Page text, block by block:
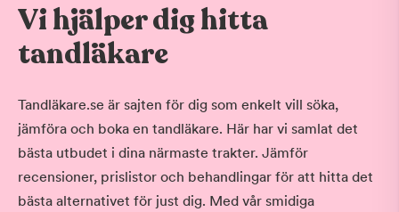
Vi hjälper dig hitta
tandläkare
Tandläkare.se är sajten för dig som enkelt vill söka,
jämföra och boka en tandläkare. Här har vi samlat det
bästa utbudet i dina närmaste trakter. Jämför
recensioner, prislistor och behandlingar för att hitta det
bästa alternativet för just dig. Med vår smidiga